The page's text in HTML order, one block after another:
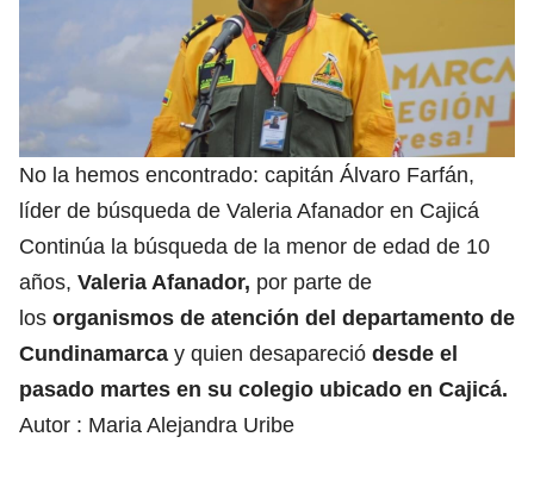
No la hemos encontrado: capitán Álvaro Farfán,
líder de búsqueda de Valeria Afanador en Cajicá
Continúa la búsqueda de la menor de edad de 10
años, Valeria Afanador, por parte de
los organismos de atención del departamento de
Cundinamarca y quien desapareció desde el
pasado martes en su colegio ubicado en Cajicá.
Autor : Maria Alejandra Uribe